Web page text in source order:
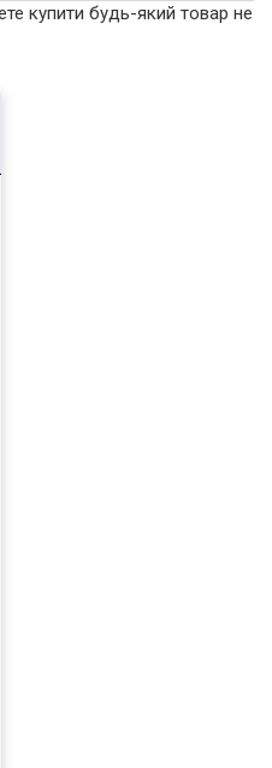
купити будь-який товар не